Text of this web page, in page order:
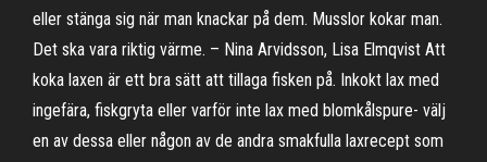
eller stänga sig när man knackar på dem. Musslor kokar man.
Det ska vara riktig värme. – Nina Arvidsson, Lisa Elmqvist Att
koka laxen är ett bra sätt att tillaga fisken på. Inkokt lax med
ingefära, fiskgryta eller varför inte lax med blomkålspure- välj
en av dessa eller någon av de andra smakfulla laxrecept som